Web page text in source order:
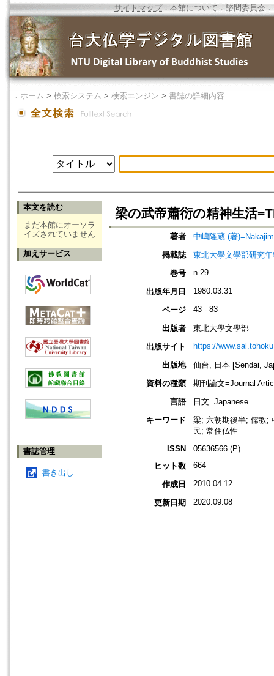
サイトマップ．本館について ． 諮問委員会 ．
． ホーム > 検索システム > 検索エンジン > 書誌の詳細内容
本文を読む
まだ本館にオーソラ
イズされていません
加えサービス
書誌管理
書き出し
梁の武帝蕭衍の精神生活
著者
中嶋隆蔵 (著
掲載誌
東北大學文學部研究
巻号
n.29
出版年月日 1980.03.31
ページ 43 - 83
出版者
東北大學文學部
出版サイト
https://
出版地
仙台, 日本 [Sendai,
資料の種類
期刊論文=Journal
言語
日文=Japanese
キーワード
梁; 六朝期後半; 儒教;
民; 常住仏性
ISSN
05636566 (P)
ヒット数
664
作成日 2010.04.12
更新日期 2020.09.08